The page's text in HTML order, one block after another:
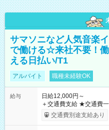
サマソニなど人気音楽
で働ける☆来社不要！
える日払い/T1
アルバイト 職種未経験OK
給与
日給12,000円～
＋交通費支給 ★交通費一部支給 ┗1日500円を超えた分は全額支
給！ ※往復500円以内の方は自
（規定あり） ┗働いた
交通費別途支給あり